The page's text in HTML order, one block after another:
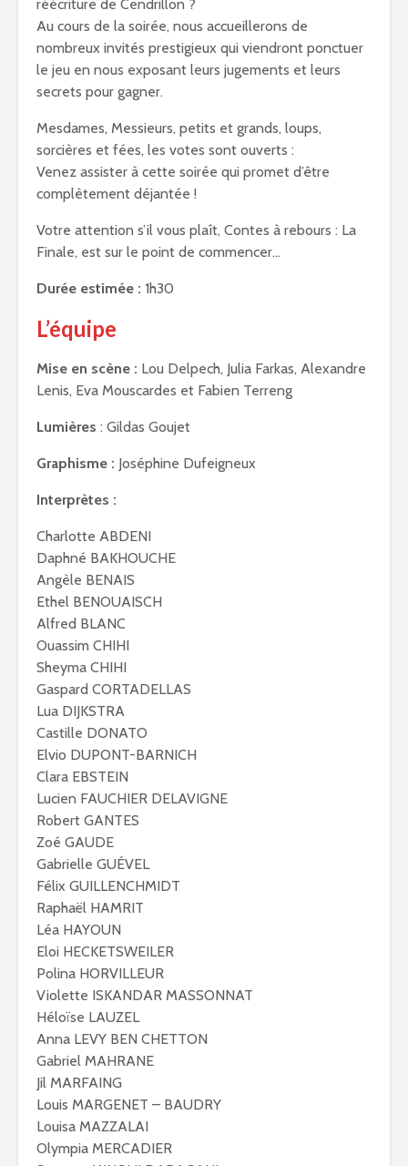
réécriture de Cendrillon ?
Au cours de la soirée, nous accueillerons de
nombreux invités prestigieux qui viendront ponctuer
le jeu en nous exposant leurs jugements et leurs
secrets pour gagner.
Mesdames, Messieurs, petits et grands, loups,
sorcières et fées, les votes sont ouverts :
Venez assister à cette soirée qui promet d’être
complètement déjantée !
Votre attention s’il vous plaît, Contes à rebours : La
Finale, est sur le point de commencer…
Durée estimée : 1h30
L’équipe
Mise en scène : Lou Delpech, Julia Farkas, Alexandre
Lenis, Eva Mouscardes et Fabien Terreng
Lumières : Gildas Goujet
Graphisme : Joséphine Dufeigneux
Interprètes :
Charlotte ABDENI
Daphné BAKHOUCHE
Angèle BENAIS
Ethel BENOUAISCH
Alfred BLANC
Ouassim CHIHI
Sheyma CHIHI
Gaspard CORTADELLAS
Lua DIJKSTRA
Castille DONATO
Elvio DUPONT-BARNICH
Clara EBSTEIN
Lucien FAUCHIER DELAVIGNE
Robert GANTES
Zoé GAUDE
Gabrielle GUÉVEL
Félix GUILLENCHMIDT
Raphaël HAMRIT
Léa HAYOUN
Eloi HECKETSWEILER
Polina HORVILLEUR
Violette ISKANDAR MASSONNAT
Héloïse LAUZEL
Anna LEVY BEN CHETTON
Gabriel MAHRANE
Jil MARFAING
Louis MARGENET – BAUDRY
Louisa MAZZALAI
Olympia MERCADIER